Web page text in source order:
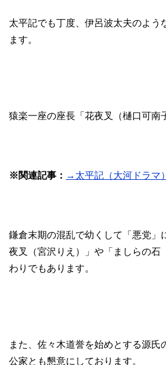
太平記でも丁度、伊呂波太夫のよう
ます。
猿楽一座の座長「花夜叉（樋口可南
※関連記事： →太平記（大河ドラマ
鎌倉末期の混乱で幼くして「悪党」
夜叉（宮沢りえ）」や「ましらの石
わりでもあります。
また、佐々木道誉を始めとする源氏
公家とも懇意にしております。